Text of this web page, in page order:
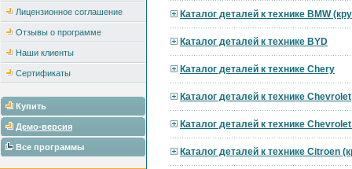
Лицензионное соглашение
Отзывы о программе
Наши клиенты
Сертификаты
Купить
Демо-версия
Все программы
Каталог деталей к технике BMW
Каталог деталей к технике BYD
Каталог деталей к технике Chery
Каталог деталей к технике Chevrolet
Каталог деталей к технике
Каталог деталей к технике Citroen